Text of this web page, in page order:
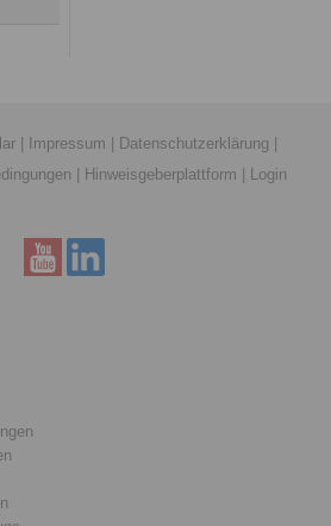
| Impressum | Datenschutzerklärung |
| Hinweisgeberplattform | Login